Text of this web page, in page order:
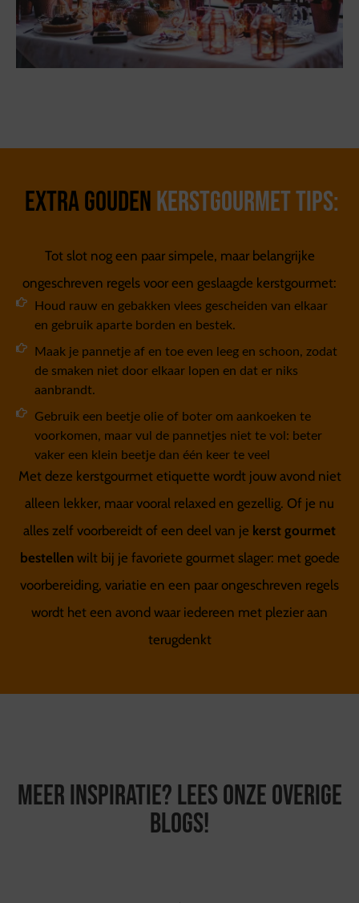
Extra goudenkerstgourmet tips:
Tot slot nog een paar simpele, maar belangrijke
ongeschreven regels voor een geslaagde kerstgourmet:
Houd rauw en gebakken vlees gescheiden van elkaar
en gebruik aparte borden en bestek.
Maak je pannetje af en toe even leeg en schoon, zodat
de smaken niet door elkaar lopen en dat er niks
aanbrandt.
Gebruik een beetje olie of boter om aankoeken te
voorkomen, maar vul de pannetjes niet te vol: beter
vaker een klein beetje dan één keer te veel
Met deze kerstgourmet etiquette wordt jouw avond niet
alleen lekker, maar vooral relaxed en gezellig. Of je nu
alles zelf voorbereidt of een deel van je kerst gourmet
bestellenwilt bij je favoriete gourmet slager: met goede
voorbereiding, variatie en een paar ongeschreven regels
wordt het een avond waar iedereen met plezier aan
terugdenkt
Meer inspiratie? Lees onze overige
blogs!